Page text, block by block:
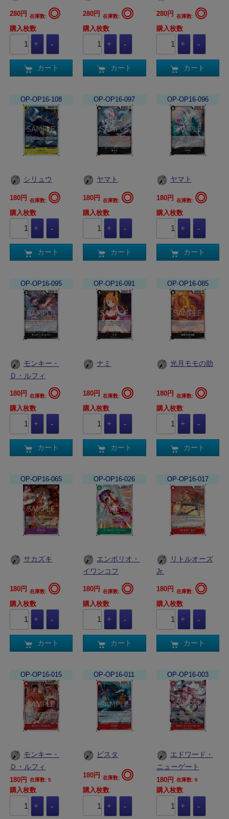
280円 在庫数: ◎
購入枚数
カート
280円 在庫数: ◎
購入枚数
カート
280円 在庫数: ◎
購入枚数
カート
OP-OP16-108
シリュウ
180円 在庫数: ◎
購入枚数
カート
OP-OP16-097
ヤマト
180円 在庫数: ◎
購入枚数
カート
OP-OP16-096
ヤマト
180円 在庫数: ◎
購入枚数
カート
OP-OP16-095
モンキー・
Ｄ・ルフィ
180円 在庫数: ◎
購入枚数
カート
OP-OP16-091
ナミ
180円 在庫数: ◎
購入枚数
カート
OP-OP16-085
光月モモの助
180円 在庫数: ◎
購入枚数
カート
OP-OP16-065
サカズキ
180円 在庫数: ◎
購入枚数
カート
OP-OP16-026
エンポリオ・
イワンコフ
180円 在庫数: ◎
購入枚数
カート
OP-OP16-017
リトルオーズ
Jr.
180円 在庫数: ◎
購入枚数
カート
OP-OP16-015
モンキー・
Ｄ・ルフィ
180円 在庫数: 5
購入枚数
OP-OP16-011
ビスタ
180円 在庫数: ◎
購入枚数
OP-OP16-003
エドワード・
ニューゲート
180円 在庫数: 6
購入枚数